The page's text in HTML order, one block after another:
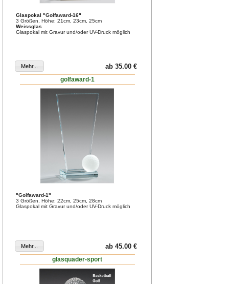
Glaspokal "Golfaward-16"
3 Größen, Höhe: 21cm, 23cm, 25cm
Weissglas
Glaspokal mit Gravur und/oder UV-Druck möglich
ab 35.00 €
golfaward-1
"Golfaward-1"
3 Größen, Höhe: 22cm, 25cm, 28cm
Glaspokal mit Gravur und/oder UV-Druck möglich
ab 45.00 €
glasquader-sport